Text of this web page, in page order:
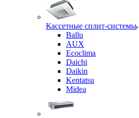
Кассетные сплит-системы
Ballu
AUX
Ecoclima
Daichi
Daikin
Kentatsu
Midea